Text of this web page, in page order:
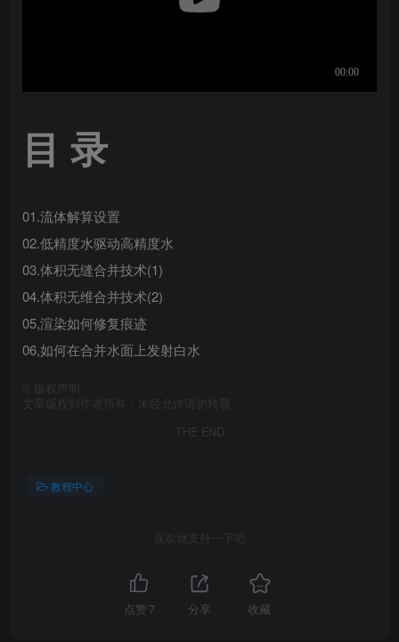
目 录
01.流体解算设置
02.低精度水驱动高精度水
03.体积无缝合并技术(1)
04.体积无维合并技术(2)
05,渲染如何修复痕迹
06,如何在合并水面上发射白水
版权声明
文章版权归作者所有，未经允许请勿转载。
THE END
教程中心
喜欢就支持一下吧
点赞 7 分享 收藏